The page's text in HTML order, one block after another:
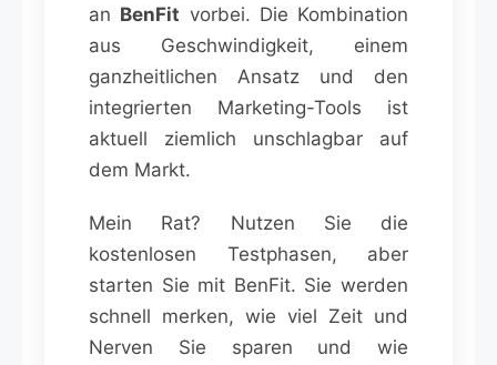
an BenFit vorbei. Die Kombination
aus Geschwindigkeit, einem
ganzheitlichen Ansatz und den
integrierten Marketing-Tools ist
aktuell ziemlich unschlagbar auf
dem Markt.
Mein Rat? Nutzen Sie die
kostenlosen Testphasen, aber
starten Sie mit BenFit. Sie werden
schnell merken, wie viel Zeit und
Nerven Sie sparen und wie